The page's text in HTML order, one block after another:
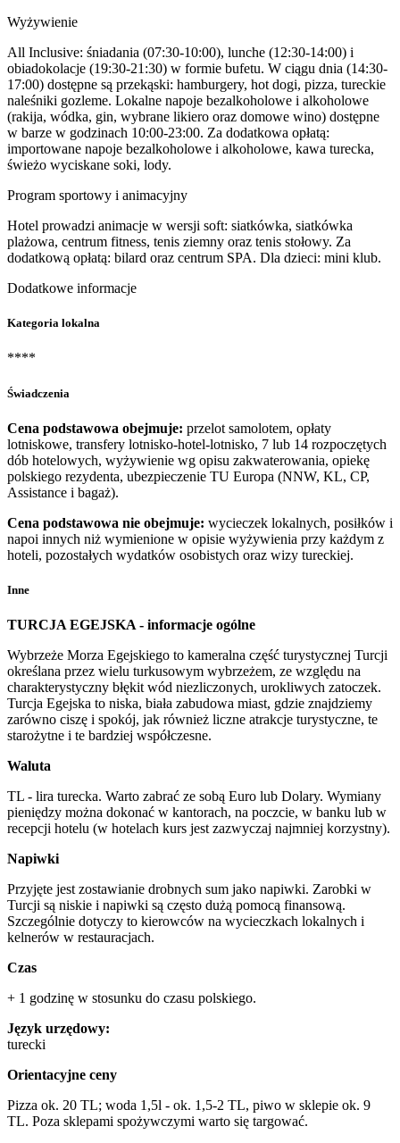
Wyżywienie
All Inclusive: śniadania (07:30-10:00), lunche (12:30-14:00) i
obiadokolacje (19:30-21:30) w formie bufetu. W ciągu dnia (14:30-
17:00) dostępne są przekąski: hamburgery, hot dogi, pizza, tureckie
naleśniki gozleme. Lokalne napoje bezalkoholowe i alkoholowe
(rakija, wódka, gin, wybrane likiero oraz domowe wino) dostępne
w barze w godzinach 10:00-23:00. Za dodatkowa opłatą:
importowane napoje bezalkoholowe i alkoholowe, kawa turecka,
świeżo wyciskane soki, lody.
Program sportowy i animacyjny
Hotel prowadzi animacje w wersji soft: siatkówka, siatkówka
plażowa, centrum fitness, tenis ziemny oraz tenis stołowy. Za
dodatkową opłatą: bilard oraz centrum SPA. Dla dzieci: mini klub.
Dodatkowe informacje
Kategoria lokalna
****
Świadczenia
Cena podstawowa obejmuje: przelot samolotem, opłaty
lotniskowe, transfery lotnisko-hotel-lotnisko, 7 lub 14 rozpoczętych
dób hotelowych, wyżywienie wg opisu zakwaterowania, opiekę
polskiego rezydenta, ubezpieczenie TU Europa (NNW, KL, CP,
Assistance i bagaż).
Cena podstawowa nie obejmuje: wycieczek lokalnych, posiłków i
napoi innych niż wymienione w opisie wyżywienia przy każdym z
hoteli, pozostałych wydatków osobistych oraz wizy tureckiej.
Inne
TURCJA EGEJSKA - informacje ogólne
Wybrzeże Morza Egejskiego to kameralna część turystycznej Turcji
określana przez wielu turkusowym wybrzeżem, ze względu na
charakterystyczny błękit wód niezliczonych, urokliwych zatoczek.
Turcja Egejska to niska, biała zabudowa miast, gdzie znajdziemy
zarówno ciszę i spokój, jak również liczne atrakcje turystyczne, te
starożytne i te bardziej współczesne.
Waluta
TL - lira turecka. Warto zabrać ze sobą Euro lub Dolary. Wymiany
pieniędzy można dokonać w kantorach, na poczcie, w banku lub w
recepcji hotelu (w hotelach kurs jest zazwyczaj najmniej korzystny).
Napiwki
Przyjęte jest zostawianie drobnych sum jako napiwki. Zarobki w
Turcji są niskie i napiwki są często dużą pomocą finansową.
Szczególnie dotyczy to kierowców na wycieczkach lokalnych i
kelnerów w restauracjach.
Czas
+ 1 godzinę w stosunku do czasu polskiego.
Język urzędowy:
turecki
Orientacyjne ceny
Pizza ok. 20 TL; woda 1,5l - ok. 1,5-2 TL, piwo w sklepie ok. 9
TL. Poza sklepami spożywczymi warto się targować.